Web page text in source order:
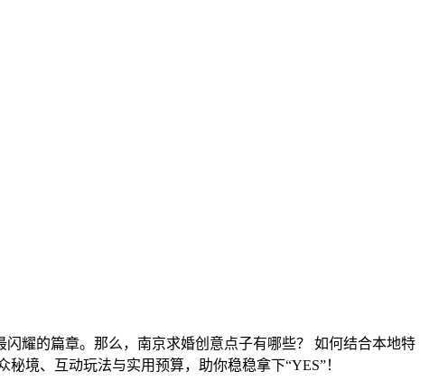
耀的篇章。那么，南京求婚创意点子有哪些？ 如何结合本地特
境、互动玩法与实用预算，助你稳稳拿下“YES”！